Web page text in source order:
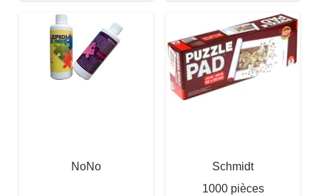
NoNo
Schmidt
1000 pièces